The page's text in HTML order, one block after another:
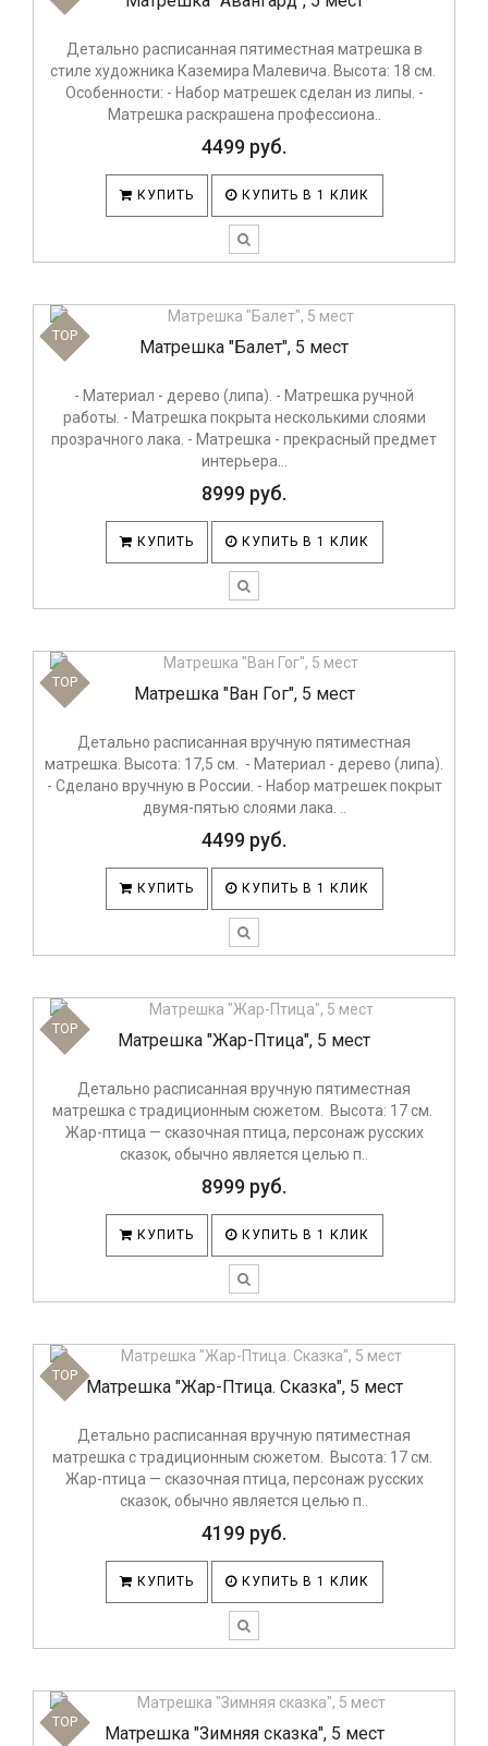
Детально расписанная пятиместная матрешка в
стиле художника Каземира Малевича. Высота: 18 см.
Особенности: - Набор матрешек сделан из липы. -
Матрешка раскрашена профессиона..
4499 руб.
КУПИТЬ КУПИТЬ В 1 КЛИК
TOP
Матрешка "Балет", 5 мест
- Материал - дерево (липа). - Матрешка ручной
работы. - Матрешка покрыта несколькими слоями
прозрачного лака. - Матрешка - прекрасный предмет
интерьера...
8999 руб.
КУПИТЬ КУПИТЬ В 1 КЛИК
TOP
Матрешка "Ван Гог", 5 мест
Детально расписанная вручную пятиместная
матрешка. Высота: 17,5 см. - Материал - дерево (липа).
- Сделано вручную в России. - Набор матрешек покрыт
двумя-пятью слоями лака. ..
4499 руб.
КУПИТЬ КУПИТЬ В 1 КЛИК
TOP
Матрешка "Жар-Птица", 5 мест
Детально расписанная вручную пятиместная
матрешка с традиционным сюжетом. Высота: 17 см.
Жар-птица — сказочная птица, персонаж русских
сказок, обычно является целью п..
8999 руб.
КУПИТЬ КУПИТЬ В 1 КЛИК
TOP
Матрешка "Жар-Птица. Сказка", 5 мест
Детально расписанная вручную пятиместная
матрешка с традиционным сюжетом. Высота: 17 см.
Жар-птица — сказочная птица, персонаж русских
сказок, обычно является целью п..
4199 руб.
КУПИТЬ КУПИТЬ В 1 КЛИК
TOP
Матрешка "Зимняя сказка", 5 мест